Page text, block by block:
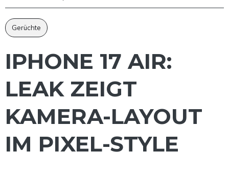
Gerüchte
IPHONE 17 AIR:
LEAK ZEIGT
KAMERA-LAYOUT
IM PIXEL-STYLE